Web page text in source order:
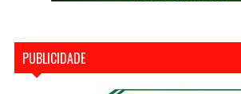
PUBLICIDADE